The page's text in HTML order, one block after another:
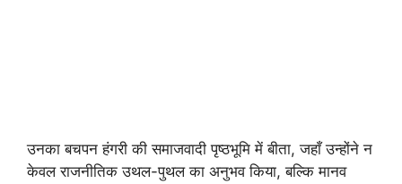
उनका बचपन हंगरी की समाजवादी पृष्ठभूमि में बीता, जहाँ उन्होंने न
केवल राजनीतिक उथल-पुथल का अनुभव किया, बल्कि मानव